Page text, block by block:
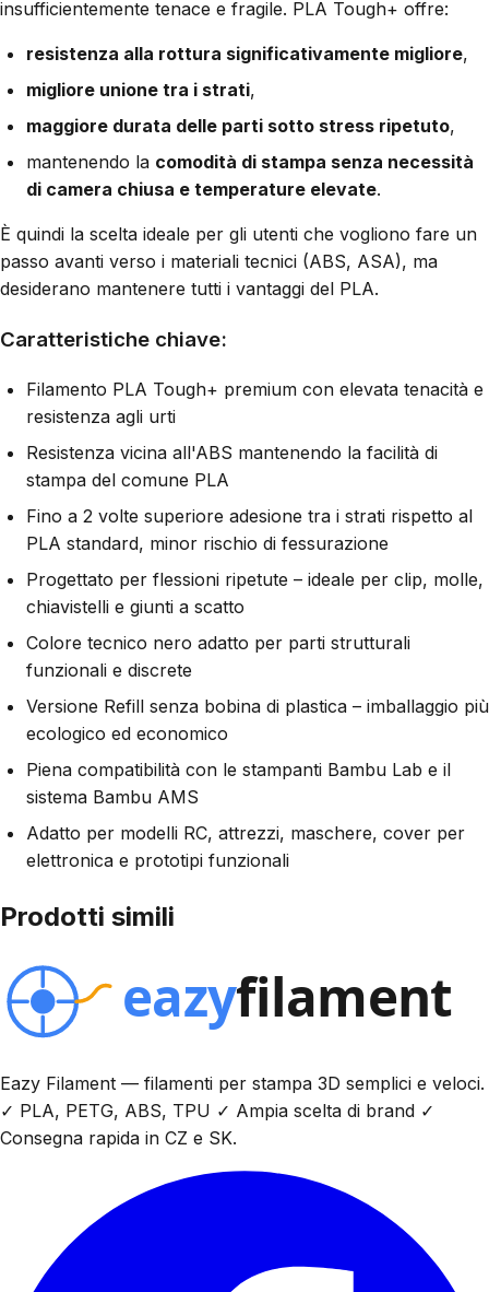
insufficientemente tenace e fragile. PLA Tough+ offre:
resistenza alla rottura significativamente migliore,
migliore unione tra i strati,
maggiore durata delle parti sotto stress ripetuto,
mantenendo la comodità di stampa senza necessità
di camera chiusa e temperature elevate.
È quindi la scelta ideale per gli utenti che vogliono fare un
passo avanti verso i materiali tecnici (ABS, ASA), ma
desiderano mantenere tutti i vantaggi del PLA.
Caratteristiche chiave:
Filamento PLA Tough+ premium con elevata tenacità e
resistenza agli urti
Resistenza vicina all'ABS mantenendo la facilità di
stampa del comune PLA
Fino a 2 volte superiore adesione tra i strati rispetto al
PLA standard, minor rischio di fessurazione
Progettato per flessioni ripetute – ideale per clip, molle,
chiavistelli e giunti a scatto
Colore tecnico nero adatto per parti strutturali
funzionali e discrete
Versione Refill senza bobina di plastica – imballaggio più
ecologico ed economico
Piena compatibilità con le stampanti Bambu Lab e il
sistema Bambu AMS
Adatto per modelli RC, attrezzi, maschere, cover per
elettronica e prototipi funzionali
Prodotti simili
Eazy Filament — filamenti per stampa 3D semplici e veloci.
✓ PLA, PETG, ABS, TPU ✓ Ampia scelta di brand ✓
Consegna rapida in CZ e SK.